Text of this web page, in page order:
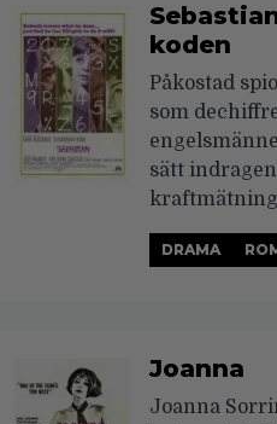
koden
Påkostad
som
sätt
DRAMA
Joanna
Joanna